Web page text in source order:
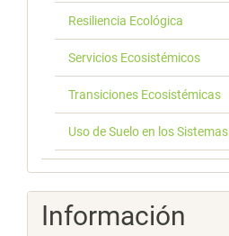
Resiliencia Ecológica
Servicios Ecosistémicos
Transiciones Ecosistémicas
Uso de Suelo en los
Información